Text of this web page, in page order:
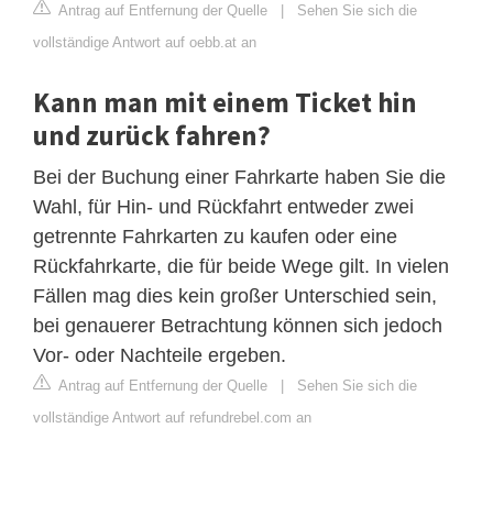
Antrag auf Entfernung der Quelle | Sehen Sie sich die
vollständige Antwort auf oebb.at an
Kann man mit einem Ticket hin
und zurück fahren?
Bei der Buchung einer Fahrkarte haben Sie die
Wahl, für Hin- und Rückfahrt entweder zwei
getrennte Fahrkarten zu kaufen oder eine
Rückfahrkarte, die für beide Wege gilt. In vielen
Fällen mag dies kein großer Unterschied sein,
bei genauerer Betrachtung können sich jedoch
Vor- oder Nachteile ergeben.
Antrag auf Entfernung der Quelle | Sehen Sie sich die
vollständige Antwort auf refundrebel.com an